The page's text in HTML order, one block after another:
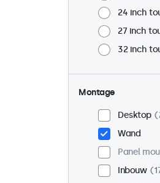
24 inch
27 inch
32 inch
Montage
Desktop
Wand
Panel
Inbouw